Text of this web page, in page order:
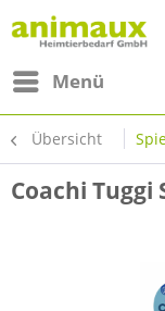
Menü
Übersicht
Coachi Tuggi